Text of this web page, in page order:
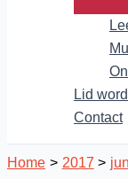
Lid
Contact
Home 2017